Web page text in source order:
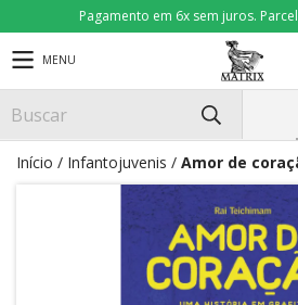
Pagamento em 6x sem juros.
MENU
Início / Infantojuvenis / Amor de